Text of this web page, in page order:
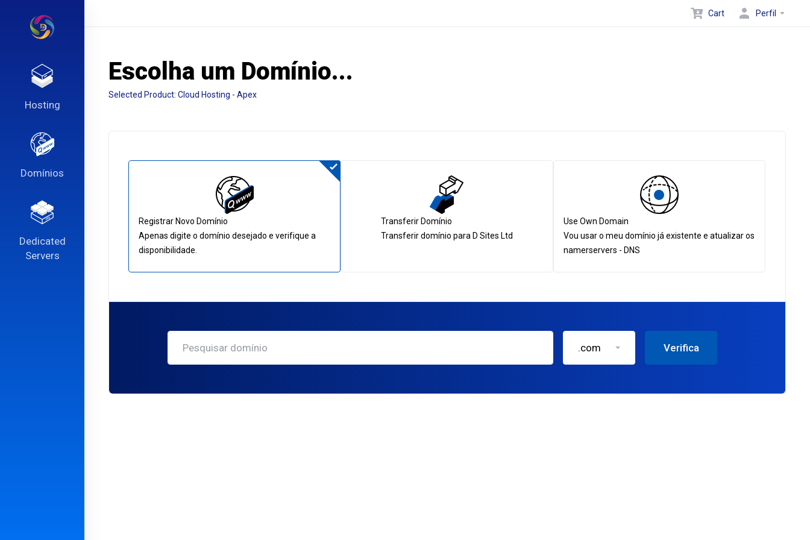
Hosting
Domínios
Dedicated
Servers
Cart Perfil
Escolha um Domínio...
Selected Product: Cloud Hosting - Apex
Registrar Novo Domínio
Apenas digite o domínio desejado e verifique a
disponibilidade.
Transferir Domínio
Transferir domínio para D Sites Ltd
Use Own Domain
Vou usar o meu domínio já existente e atualizar os
namerservers - DNS
.com Verifica